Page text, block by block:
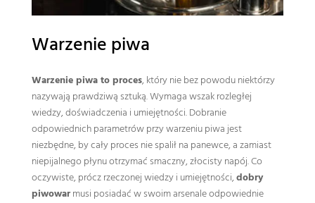
Warzenie piwa
Warzenie piwa to proces, który nie bez powodu niektórzy
nazywają prawdziwą sztuką. Wymaga wszak rozległej
wiedzy, doświadczenia i umiejętności. Dobranie
odpowiednich parametrów przy warzeniu piwa jest
niezbędne, by cały proces nie spalił na panewce, a zamiast
niepijalnego płynu otrzymać smaczny, złocisty napój. Co
oczywiste, prócz rzeczonej wiedzy i umiejętności,dobry
piwowarmusi posiadać w swoim arsenale odpowiednie